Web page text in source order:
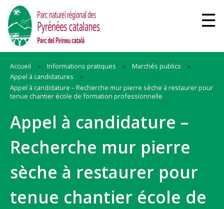
Accueil Informations pratiques
Marchés publics
Appel à candidatures
Appel à candidature – Recherche mur pierre sèche à restaurer pour
tenue chantier école de formation professionnelle
Appel à candidature –
Recherche mur pierre
sèche à restaurer pour
tenue chantier école de